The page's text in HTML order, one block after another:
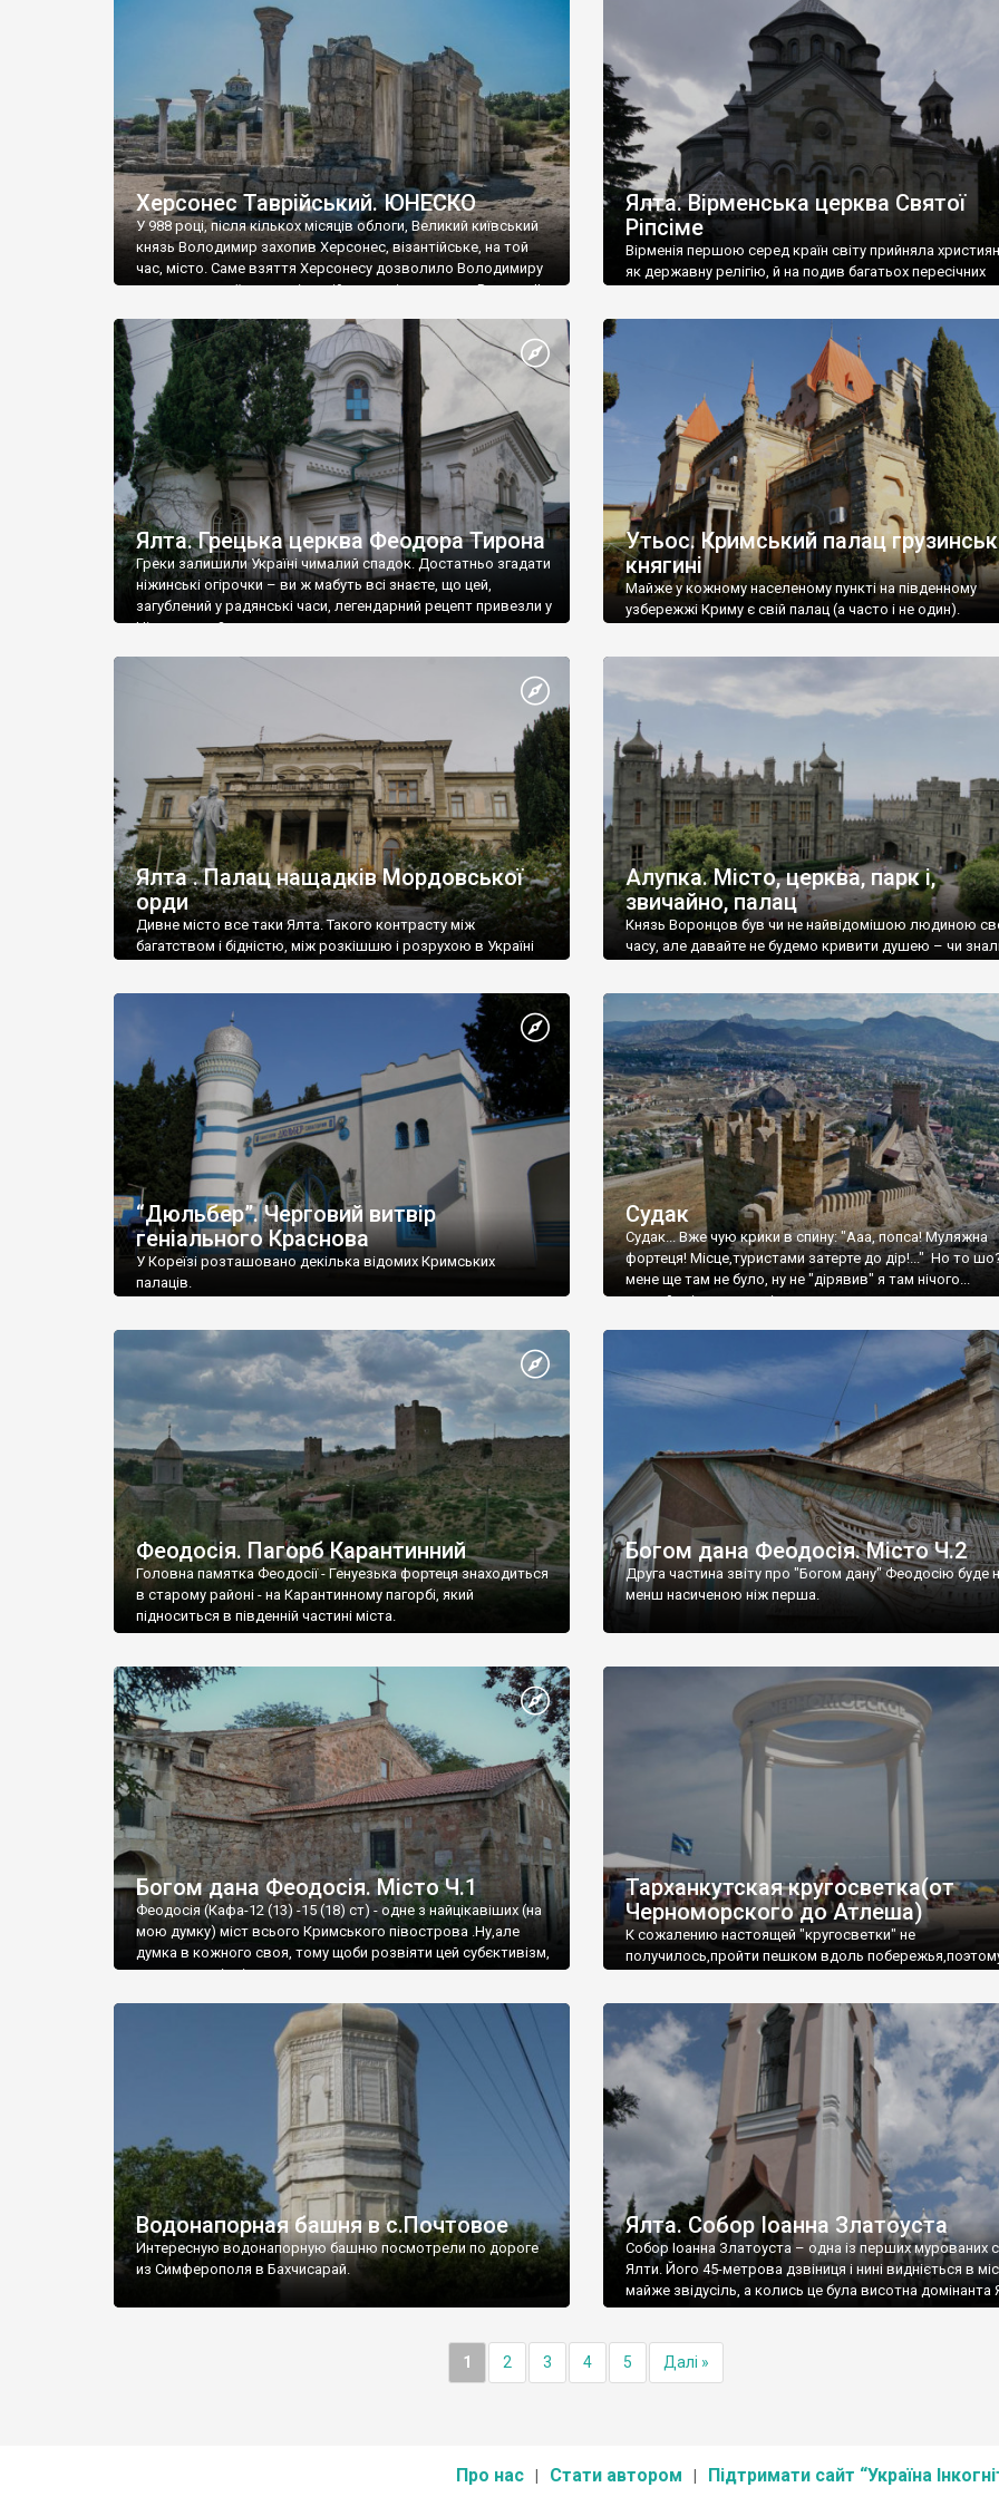
візантійської доби. Раритети викрадені з фондів об’єкту
культурної спадщини ЮНЕСКО «Херсонеса Таврійського».
Офіційно – на виставку «Золото Візантії», але експерти та
влада в Україні вважають це лише […]
називаються «повстяками» (postaki)…” “Вино. Крим
виробляє відмінне вино і його вдосталь: воно все
легке біле і дуже […]
Херсонес Таврійський. ЮНЕСКО
У 988 році, після кількох місяців облоги, Великий київський
князь Володимир захопив Херсонес, візантійське, на той
час, місто. Саме взяття Херсонесу дозволило Володимиру
диктувати свої умови візантійському імператору Василю ІІ,
Херсонесі Володимир-язичник, став Василем-
християнином. А потім було Хрещення Русі. На честь
Херсонесу Таврійського названо місто […]
Ялта. Вірменська церква Святої
Ріпсіме
Вірменія першою серед країн світу прийняла
як державну релігію, й на подив багатьох пересічних
Ялта. Грецька церква Феодора Тирона
Греки залишили Україні чималий спадок. Достатньо згадати
ніжинські огірочки – ви ж мабуть всі знаєте, що цей,
загублений у радянські часи, легендарний рецепт привезли у
Ніжин греки?
Утьос. Кримський палац
княгині
Майже у кожному населеному пункті на південному
узбережжі Криму є свій палац (а часто і не один).
Ялта . Палац нащадків Мордовської
орди
Дивне місто все таки Ялта. Такого контрасту між
багатством і бідністю, між розкішшю і розрухою в Україні
Алупка. Місто, церква, парк і,
звичайно, палац
Князь Воронцов був чи не найвідомішою людиною
часу, але давайте не будемо кривити душею – чи
“Дюльбер”. Черговий витвір
геніального Краснова
У Кореїзі розташовано декілька відомих Кримських
палаців.
Судак
Судак... Вже чую крики в спину: "Ааа, попса! Муляжна
фортеця! Місце,туристами затерте до дір!..." Но то
мене ще там не було, ну не "дірявив" я там нічого...
принаймні до цього літа.
Феодосія. Пагорб Карантинний
Головна памятка Феодосії - Генуезька фортеця знаходиться
в старому районі - на Карантинному пагорбі, який
підноситься в південній частині міста.
Богом дана Феодосія. Місто Ч.2
Друга частина звіту про "Богом дану" Феодосію буде
менш насиченою ніж перша.
Богом дана Феодосія. Місто Ч.1
Феодосія (Кафа-12 (13) -15 (18) ст) - одне з найцікавіших (на
мою думку) міст всього Кримського півострова .Ну,але
думка в кожного своя, тому щоби розвіяти цей субєктивізм,
запрошую відвідати це
Тарханкутская кругосветка(от
Черноморского до Атлеша)
К сожалению настоящей "кругосветки" не
получилось,пройти пешком вдоль
Водонапорная башня в с.Почтовое
Интересную водонапорную башню посмотрели по дороге
из Симферополя в Бахчисарай.
Ялта. Собор Іоанна Златоуста
Собор Іоанна Златоуста – одна із перших мурованих
Ялти. Його 45-метрова дзвіниця і нині видніється в
майже звідусіль, а колись це була висотна домінанта
1 2 3 4 5 Далі »
Про нас Стати автором Підтримати сайт “Україна